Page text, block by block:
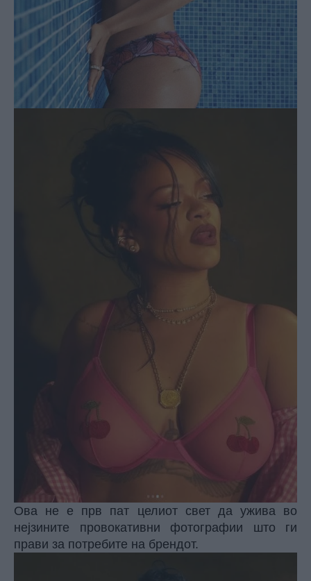
Ова не е прв пат целиот свет да ужива во
нејзините провокативни фотографии што ги
прави за потребите на брендот.